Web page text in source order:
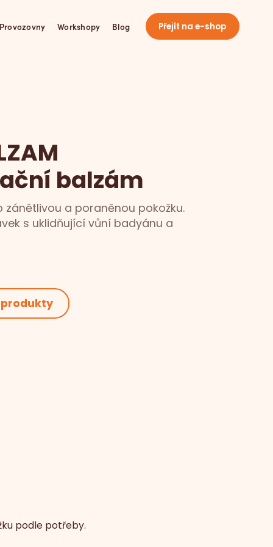
Workshopy Blog Přejít na e-shop
balzám
zánětlivou a poraněnou pokožku.
s uklidňující vůní badyánu a
podle potřeby.